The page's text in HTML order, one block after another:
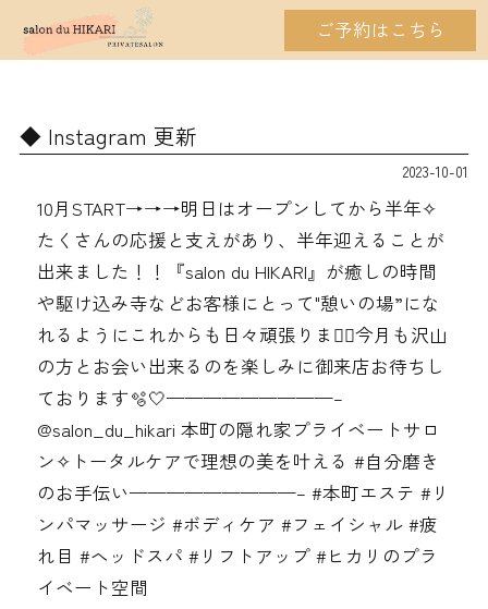
ご予約はこちら
Instagram 更新
2023-10-01
10月START→→→明日はオープンしてから半年✧︎
たくさんの応援と支えがあり、半年迎えることが
出来ました！！『salon du HIKARI』が癒しの時間
や駆け込み寺などお客様にとって"憩いの場”にな
れるようにこれからも日々頑張ります️‍🏻今月も沢山
の方とお会い出来るのを楽しみに御来店お待ちし
ております🫧🤍—————————–
@salon_du_hikari 本町の隠れ家プライベートサロ
ン✧︎トータルケアで理想の美を叶える #自分磨き
のお手伝い—————————– #本町エステ #リ
ンパマッサージ #ボディケア #フェイシャル #疲
れ目 #ヘッドスパ #リフトアップ #ヒカリのプラ
イベート空間